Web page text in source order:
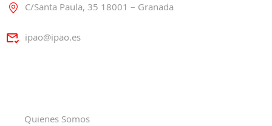
C/Santa Paula, 35 18001 – Granada
ipao@ipao.es
Quienes Somos